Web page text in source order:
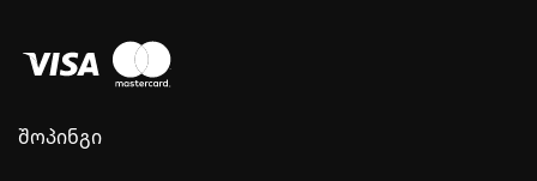
შოპინგი